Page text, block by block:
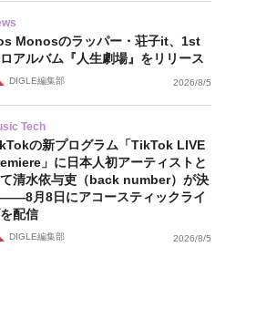
Monosのラッパー・荘子it、1st
アルバム『人生劇場』をリリース
DIGLE編集部 2026/8/5
Tech
の新プログラム「TikTok LIVE
」に日本人初アーティストと
て清水依与吏（back number）が決
月8日にアコースティックライ
配信
DIGLE編集部 2026/8/5